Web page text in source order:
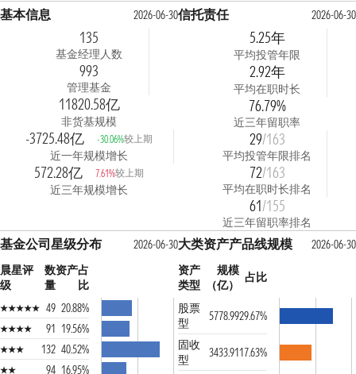
基本信息 2026-06-30
135
基金经理人数
993
管理基金
11820.58亿
非货基规模
-3725.48亿 -30.06%较上期
近一年规模增长
572.28亿 7.61%较上期
近三年规模增长
信托责任 2026-06-30
5.25年
平均投管年限
2.92年
平均在职时长
76.79%
近三年留职率
29/163
平均投管年限排名
72/163
平均在职时长排名
61/155
近三年留职率排名
基金公司星级分布
2026-06-30
晨星评
级
数
量
资产占
比
49 20.88%
91 19.56%
132 40.52%
94 16.95%
大类资产产品线规模
2026-06-30
资产
类型
规模
（亿）
占比
股票
型
5778.9929.67%
固收
型
3433.9117.63%